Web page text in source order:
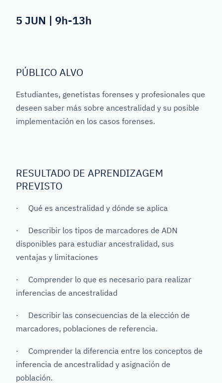
5 JUN | 9h-13h
PÚBLICO ALVO
Estudiantes, genetistas forenses y profesionales que
deseen saber más sobre ancestralidad y su posible
implementación en los casos forenses.
RESULTADO DE APRENDIZAGEM
PREVISTO
· Qué es ancestralidad y dónde se aplica
· Describir los tipos de marcadores de ADN
disponibles para estudiar ancestralidad, sus
ventajas y limitaciones
· Comprender lo que es necesario para realizar
inferencias de ancestralidad
· Describir las consecuencias de la elección de
marcadores, poblaciones de referencia.
· Comprender la diferencia entre los conceptos de
inferencia de ancestralidad y asignación de
población.